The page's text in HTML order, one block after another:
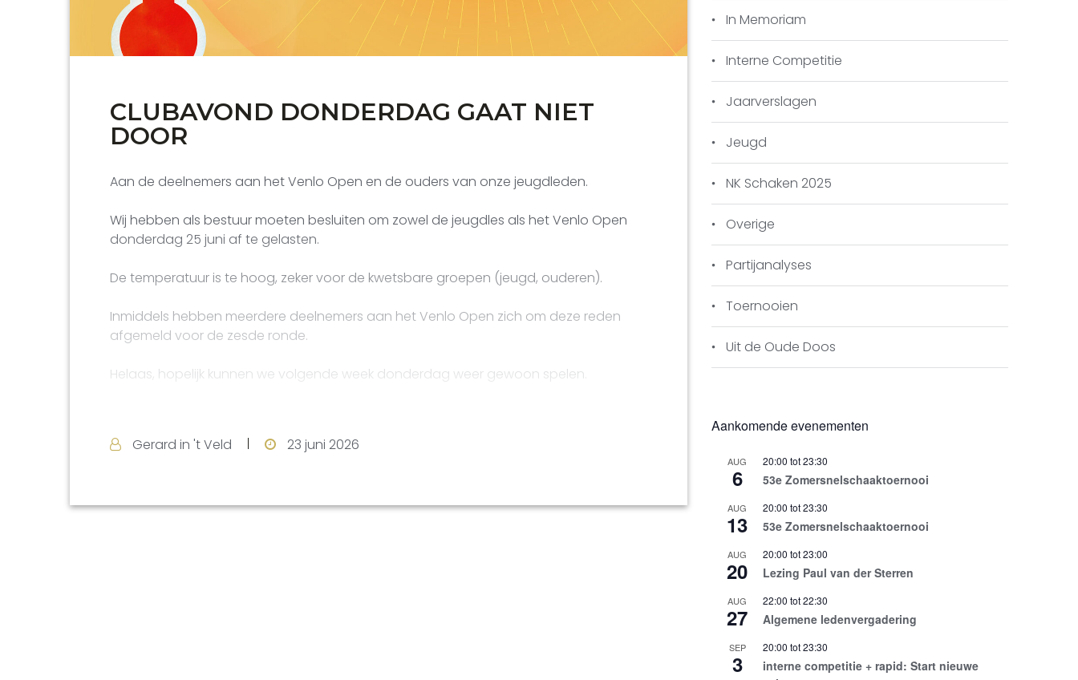
CLUBAVOND DONDERDAG GAAT NIET
DOOR
Aan de deelnemers aan het Venlo Open en de ouders van onze jeugdleden.
Wij hebben als bestuur moeten besluiten om zowel de jeugdles als het Venlo Open
donderdag 25 juni af te gelasten.
De temperatuur is te hoog, zeker voor de kwetsbare groepen (jeugd, ouderen).
Inmiddels hebben meerdere deelnemers aan het Venlo Open zich om deze reden
afgemeld voor de zesde ronde.
Helaas, hopelijk kunnen we volgende week donderdag weer gewoon spelen.
Gerard in 't Veld 23 juni 2026
In Memoriam
Interne Competitie
Jaarverslagen
Jeugd
NK Schaken 2025
Overige
Partijanalyses
Toernooien
Uit de Oude Doos
Aankomende evenementen
AUG
6
20:00 tot23:30
53e Zomersnelschaaktoernooi
AUG
13
20:00 tot23:30
53e Zomersnelschaaktoernooi
AUG
20
20:00 tot23:00
Lezing Paul van der Sterren
AUG
27
22:00 tot22:30
Algemene ledenvergadering
SEP
3
20:00 tot23:30
interne competitie + rapid: Start nieuwe